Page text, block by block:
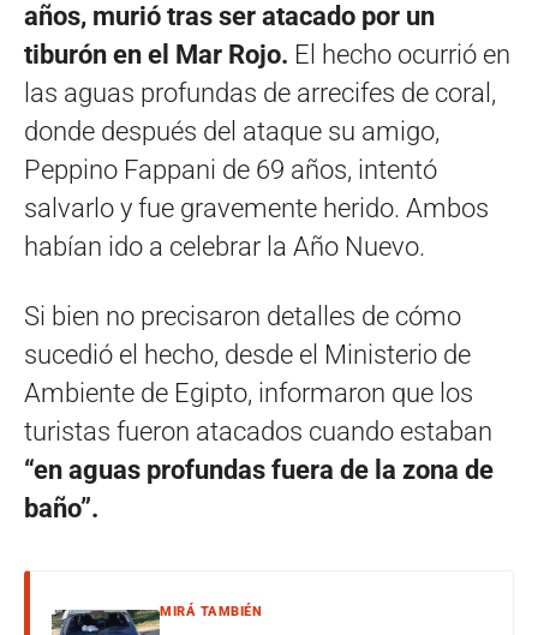
años, murió tras ser atacado por un
tiburón en el Mar Rojo. El hecho ocurrió en
las aguas profundas de arrecifes de coral,
donde después del ataque su amigo,
Peppino Fappani de 69 años, intentó
salvarlo y fue gravemente herido. Ambos
habían ido a celebrar la Año Nuevo.
Si bien no precisaron detalles de cómo
sucedió el hecho, desde el Ministerio de
Ambiente de Egipto, informaron que los
turistas fueron atacados cuando estaban
“en aguas profundas fuera de la zona de
baño”.
MIRÁ TAMBIÉN